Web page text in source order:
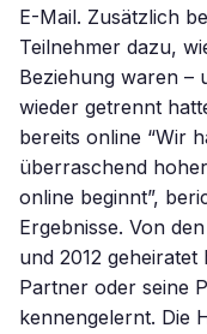
E-Mail. Zusätzlich
Teilnehmer dazu,
Beziehung waren –
wieder getrennt
bereits online “Wir
überraschend
online beginnt”,
Ergebnisse. Von
und 2012
Partner oder seine
kennengelernt. Die